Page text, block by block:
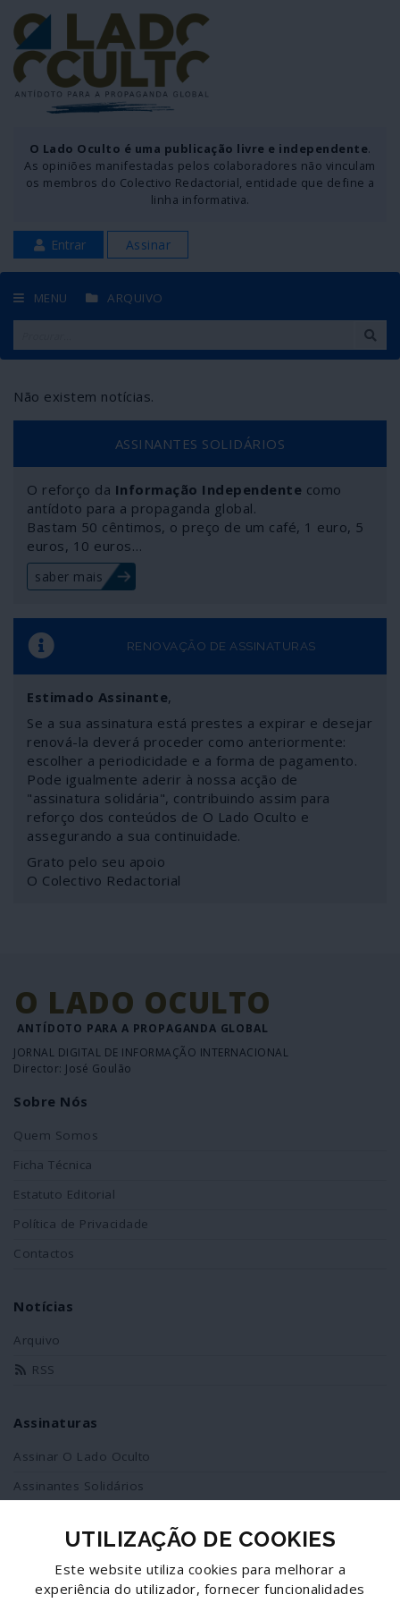
O Lado Oculto é uma publicação livre e independente.
As opiniões manifestadas pelos colaboradores não vinculam
os membros do Colectivo Redactorial, entidade que define a
linha informativa.
Entrar Assinar
MENU ARQUIVO
Não existem notícias.
ASSINANTES SOLIDÁRIOS
O reforço da Informação Independente como
antídoto para a propaganda global.
Bastam 50 cêntimos, o preço de um café, 1 euro, 5
euros, 10 euros…
saber mais
RENOVAÇÃO DE ASSINATURAS
Estimado Assinante,
Se a sua assinatura está prestes a expirar e desejar
renová-la deverá proceder como anteriormente:
escolher a periodicidade e a forma de pagamento.
Pode igualmente aderir à nossa acção de
"assinatura solidária", contribuindo assim para
reforço dos conteúdos de O Lado Oculto e
assegurando a sua continuidade.
Grato pelo seu apoio
O Colectivo Redactorial
O LADO OCULTO
ANTÍDOTO PARA A PROPAGANDA GLOBAL
JORNAL DIGITAL DE INFORMAÇÃO INTERNACIONAL
Director: José Goulão
Sobre Nós
Quem Somos
Ficha Técnica
Estatuto Editorial
Política de Privacidade
Contactos
Notícias
Arquivo
RSS
Assinaturas
Assinar O Lado Oculto
Assinantes Solidários
Redes Sociais
Siga-nos no facebook
UTILIZAÇÃO DE COOKIES
Este website utiliza cookies para melhorar a
experiência do utilizador, fornecer funcionalidades